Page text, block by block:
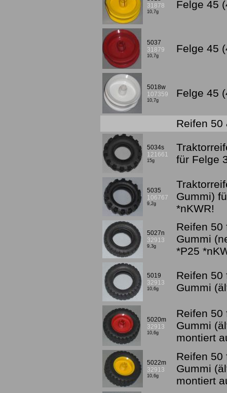
31878
10,7g
Felge 45
5037
31879
10,7g
Felge 45
5018w
107359
10,7g
Felge 45
Reifen 50
5034s
121661
15g
für Felge
5035
106767
9,2g
Gummi)
*nKWR!
5027n
32913
9,3g
Reifen 50
Gummi
*P25
5019
32913
10,6g
Reifen 50
Gummi
5020m
32913
10,6g
Reifen 50
Gummi
montiert
5022m
32913
10,6g
Reifen 50
Gummi
montiert